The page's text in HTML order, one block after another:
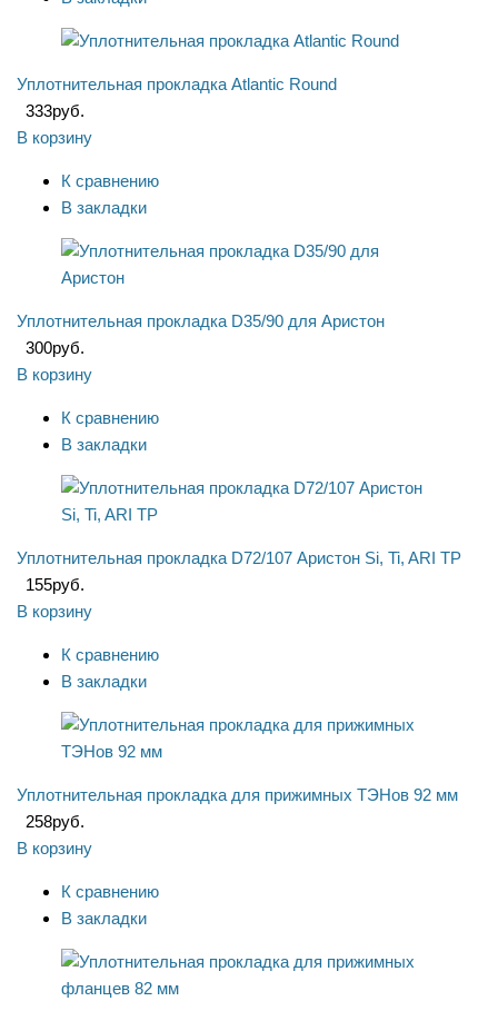
Уплотнительная прокладка Atlantic Round
333руб.
В корзину
К сравнению
В закладки
Уплотнительная прокладка D35/90 для Аристон
300руб.
В корзину
К сравнению
В закладки
Уплотнительная прокладка D72/107 Аристон Si, Ti, ARI TP
155руб.
В корзину
К сравнению
В закладки
Уплотнительная прокладка для прижимных ТЭНов 92 мм
258руб.
В корзину
К сравнению
В закладки